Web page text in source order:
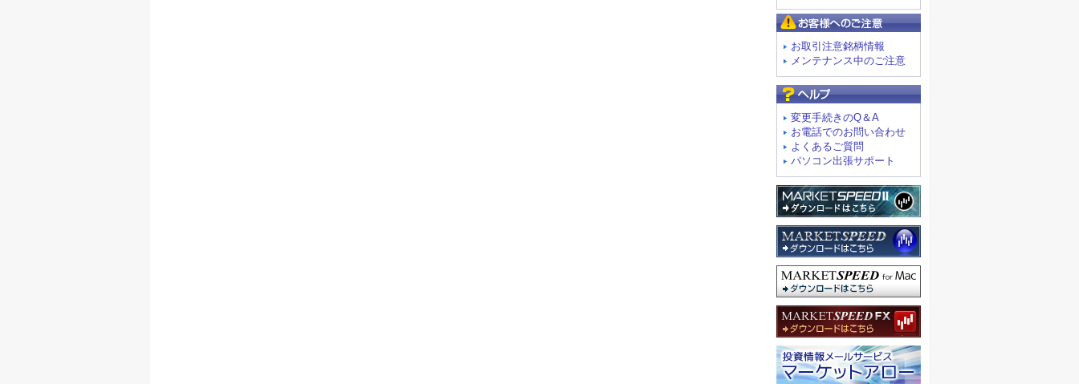
お取引注意銘柄情報
メンテナンス中のご注意
変更手続きのQ＆A
お電話でのお問い合わせ
よくあるご質問
パソコン出張サポート